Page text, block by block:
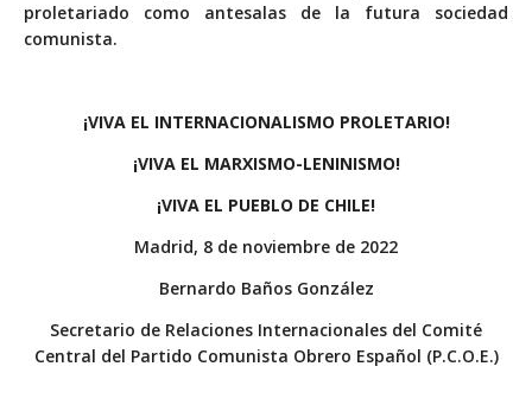
proletariado como antesalas de la futura sociedad
comunista.
¡VIVA EL INTERNACIONALISMO PROLETARIO!
¡VIVA EL MARXISMO-LENINISMO!
¡VIVA EL PUEBLO DE CHILE!
Madrid, 8 de noviembre de 2022
Bernardo Baños González
Secretario de Relaciones Internacionales del Comité
Central del Partido Comunista Obrero Español (P.C.O.E.)